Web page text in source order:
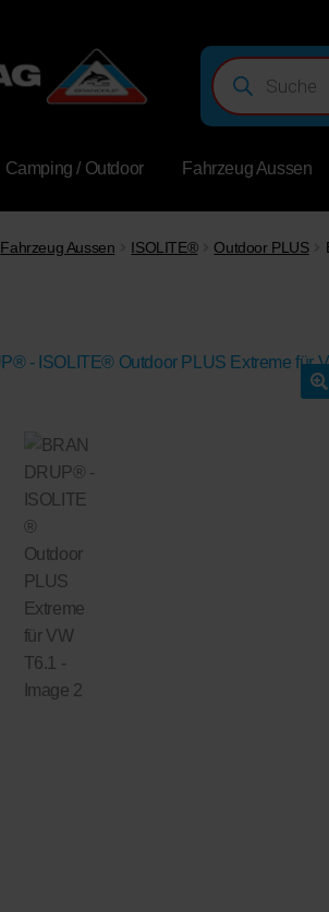
Products
search
Camping / Outdoor Fahrzeug Aussen
Fahrzeug Aussen ISOLITE® Outdoor PLUS